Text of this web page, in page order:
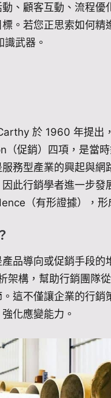
、顧客互動、流程
。若您正思索如何精
武器。
於 1960 年提出
促銷）四項，是當
務型產業的興起與
此行銷學者進一步發
（有形證據），形
品導向或促銷手段
架構，幫助行銷團隊
這不僅讓企業的行
化應變能力。